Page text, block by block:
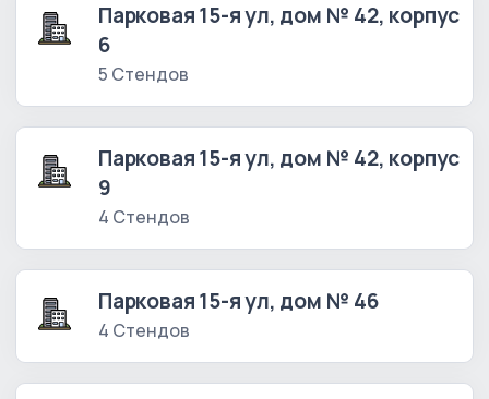
Парковая 15-я ул, дом № 42, корпус
6
5 Стендов
Парковая 15-я ул, дом № 42, корпус
9
4 Стендов
Парковая 15-я ул, дом № 46
4 Стендов